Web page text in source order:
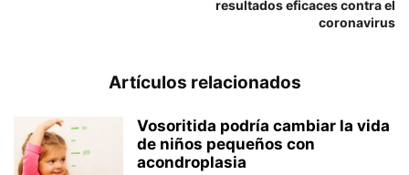
resultados eficaces contra el
coronavirus
Artículos relacionados
Vosoritida podría cambiar la vida
de niños pequeños con
acondroplasia